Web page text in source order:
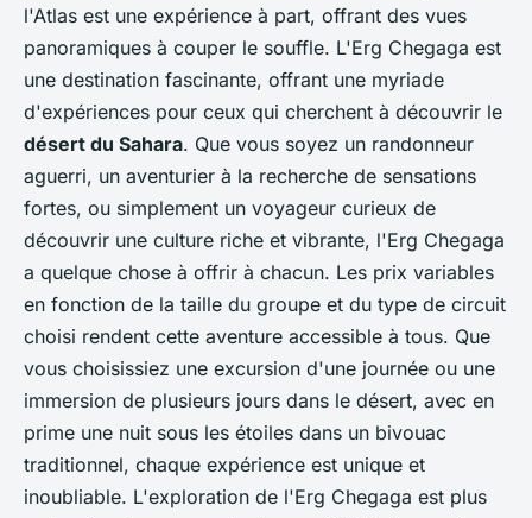
l'Atlas est une expérience à part, offrant des vues
panoramiques à couper le souffle. L'Erg Chegaga est
une destination fascinante, offrant une myriade
d'expériences pour ceux qui cherchent à découvrir le
désert du Sahara. Que vous soyez un randonneur
aguerri, un aventurier à la recherche de sensations
fortes, ou simplement un voyageur curieux de
découvrir une culture riche et vibrante, l'Erg Chegaga
a quelque chose à offrir à chacun. Les prix variables
en fonction de la taille du groupe et du type de circuit
choisi rendent cette aventure accessible à tous. Que
vous choisissiez une excursion d'une journée ou une
immersion de plusieurs jours dans le désert, avec en
prime une nuit sous les étoiles dans un bivouac
traditionnel, chaque expérience est unique et
inoubliable. L'exploration de l'Erg Chegaga est plus